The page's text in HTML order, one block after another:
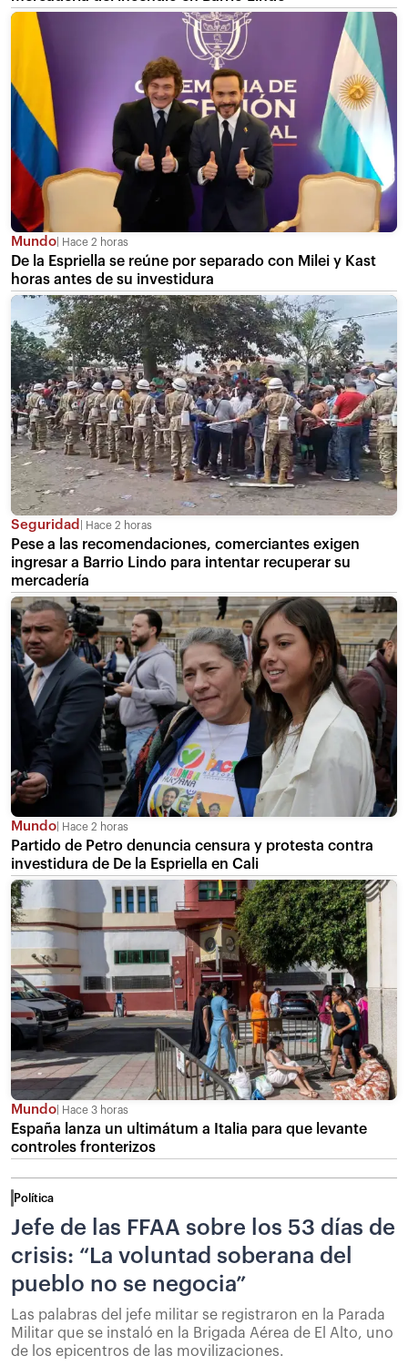
Mundo Hace 2 horas
De la Espriella se reúne por separado con Milei y Kast
horas antes de su investidura
Seguridad Hace 2 horas
Pese a las recomendaciones, comerciantes exigen
ingresar a Barrio Lindo para intentar recuperar su
mercadería
Mundo Hace 2 horas
Partido de Petro denuncia censura y protesta contra
investidura de De la Espriella en Cali
Mundo Hace 3 horas
España lanza un ultimátum a Italia para que levante
controles fronterizos
Política
Jefe de las FFAA sobre los 53 días de
crisis: “La voluntad soberana del
pueblo no se negocia”
Las palabras del jefe militar se registraron en la Parada
Militar que se instaló en la Brigada Aérea de El Alto, uno
de los epicentros de las movilizaciones.